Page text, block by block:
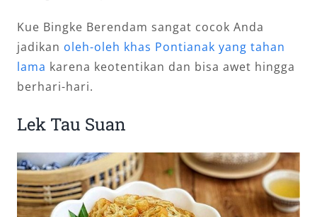
Kue Bingke Berendam sangat cocok Anda
jadikan oleh-oleh khas Pontianak yang tahan
lama karena keotentikan dan bisa awet hingga
berhari-hari.
Lek Tau Suan